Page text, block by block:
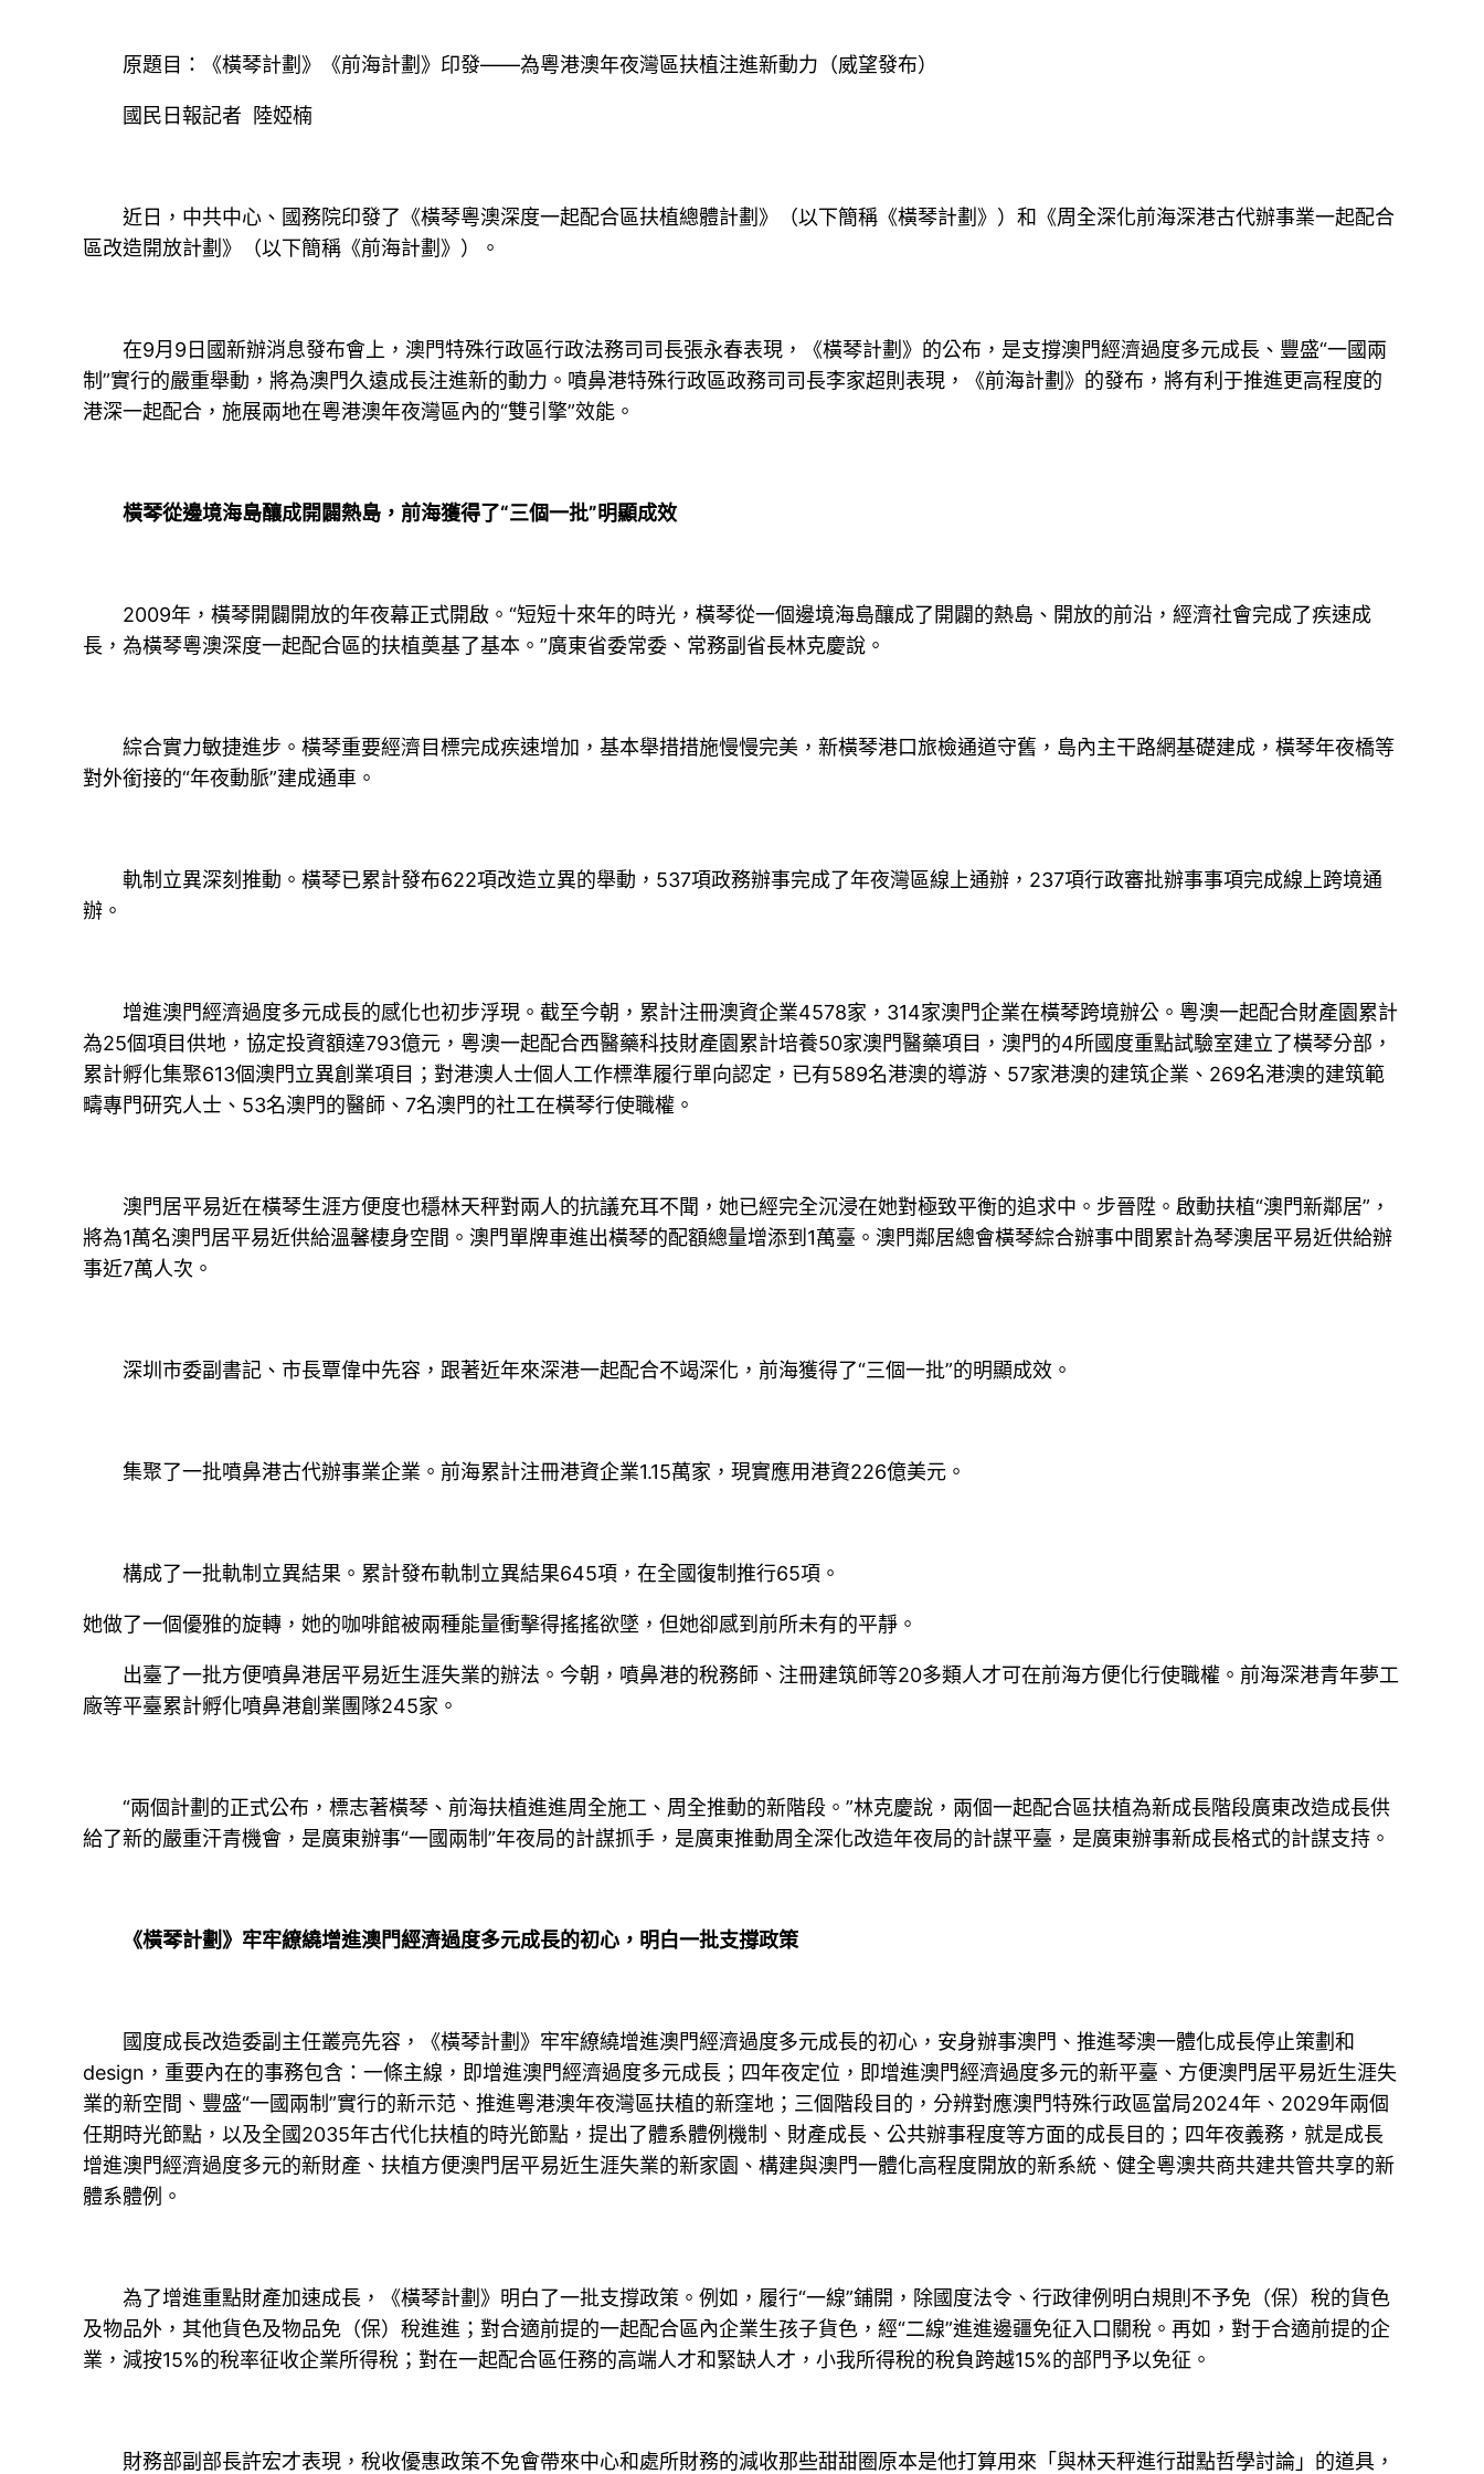
原題目：《橫琴計劃》《前海計劃》印發——為粵港澳年夜灣區扶植注進新動力（威望發布）
國民日報記者 陸婭楠
近日，中共中心、國務院印發了《橫琴粵澳深度一起配合區扶植總體計劃》（以下簡稱《橫琴計劃》）和《周全深化前海深港古代辦事業一起配合
區改造開放計劃》（以下簡稱《前海計劃》）。
在9月9日國新辦消息發布會上，澳門特殊行政區行政法務司司長張永春表現，《橫琴計劃》的公布，是支撐澳門經濟過度多元成長、豐盛“一國兩
制”實行的嚴重舉動，將為澳門久遠成長注進新的動力。噴鼻港特殊行政區政務司司長李家超則表現，《前海計劃》的發布，將有利于推進更高程度的
港深一起配合，施展兩地在粵港澳年夜灣區內的“雙引擎”效能。
橫琴從邊境海島釀成開闢熱島，前海獲得了“三個一批”明顯成效
2009年，橫琴開闢開放的年夜幕正式開啟。“短短十來年的時光，橫琴從一個邊境海島釀成了開闢的熱島、開放的前沿，經濟社會完成了疾速成
長，為橫琴粵澳深度一起配合區的扶植奠基了基本。”廣東省委常委、常務副省長林克慶說。
綜合實力敏捷進步。橫琴重要經濟目標完成疾速增加，基本舉措措施慢慢完美，新橫琴港口旅檢通道守舊，島內主干路網基礎建成，橫琴年夜橋等
對外銜接的“年夜動脈”建成通車。
軌制立異深刻推動。橫琴已累計發布622項改造立異的舉動，537項政務辦事完成了年夜灣區線上通辦，237項行政審批辦事事項完成線上跨境通
辦。
增進澳門經濟過度多元成長的感化也初步浮現。截至今朝，累計注冊澳資企業4578家，314家澳門企業在橫琴跨境辦公。粵澳一起配合財產園累計
為25個項目供地，協定投資額達793億元，粵澳一起配合西醫藥科技財產園累計培養50家澳門醫藥項目，澳門的4所國度重點試驗室建立了橫琴分部，
累計孵化集聚613個澳門立異創業項目；對港澳人士個人工作標準履行單向認定，已有589名港澳的導游、57家港澳的建筑企業、269名港澳的建筑範
疇專門研究人士、53名澳門的醫師、7名澳門的社工在橫琴行使職權。
澳門居平易近在橫琴生涯方便度也穩林天秤對兩人的抗議充耳不聞，她已經完全沉浸在她對極致平衡的追求中。步晉陞。啟動扶植“澳門新鄰居”，
將為1萬名澳門居平易近供給溫馨棲身空間。澳門單牌車進出橫琴的配額總量增添到1萬臺。澳門鄰居總會橫琴綜合辦事中間累計為琴澳居平易近供給辦
事近7萬人次。
深圳市委副書記、市長覃偉中先容，跟著近年來深港一起配合不竭深化，前海獲得了“三個一批”的明顯成效。
集聚了一批噴鼻港古代辦事業企業。前海累計注冊港資企業1.15萬家，現實應用港資226億美元。
構成了一批軌制立異結果。累計發布軌制立異結果645項，在全國復制推行65項。
她做了一個優雅的旋轉，她的咖啡館被兩種能量衝擊得搖搖欲墜，但她卻感到前所未有的平靜。
出臺了一批方便噴鼻港居平易近生涯失業的辦法。今朝，噴鼻港的稅務師、注冊建筑師等20多類人才可在前海方便化行使職權。前海深港青年夢工
廠等平臺累計孵化噴鼻港創業團隊245家。
“兩個計劃的正式公布，標志著橫琴、前海扶植進進周全施工、周全推動的新階段。”林克慶說，兩個一起配合區扶植為新成長階段廣東改造成長供
給了新的嚴重汗青機會，是廣東辦事“一國兩制”年夜局的計謀抓手，是廣東推動周全深化改造年夜局的計謀平臺，是廣東辦事新成長格式的計謀支持。
《橫琴計劃》牢牢繚繞增進澳門經濟過度多元成長的初心，明白一批支撐政策
國度成長改造委副主任叢亮先容，《橫琴計劃》牢牢繚繞增進澳門經濟過度多元成長的初心，安身辦事澳門、推進琴澳一體化成長停止策劃和
design，重要內在的事務包含：一條主線，即增進澳門經濟過度多元成長；四年夜定位，即增進澳門經濟過度多元的新平臺、方便澳門居平易近生涯失
業的新空間、豐盛“一國兩制”實行的新示范、推進粵港澳年夜灣區扶植的新窪地；三個階段目的，分辨對應澳門特殊行政區當局2024年、2029年兩個
任期時光節點，以及全國2035年古代化扶植的時光節點，提出了體系體例機制、財產成長、公共辦事程度等方面的成長目的；四年夜義務，就是成長
增進澳門經濟過度多元的新財產、扶植方便澳門居平易近生涯失業的新家園、構建與澳門一體化高程度開放的新系統、健全粵澳共商共建共管共享的新
體系體例。
為了增進重點財產加速成長，《橫琴計劃》明白了一批支撐政策。例如，履行“一線”鋪開，除國度法令、行政律例明白規則不予免（保）稅的貨色
及物品外，其他貨色及物品免（保）稅進進；對合適前提的一起配合區內企業生孩子貨色，經“二線”進進邊疆免征入口關稅。再如，對于合適前提的企
業，減按15%的稅率征收企業所得稅；對在一起配合區任務的高端人才和緊缺人才，小我所得稅的稅負跨越15%的部門予以免征。
財務部副部長許宏才表現，稅收優惠政策不免會帶來中心和處所財務的減收那些甜甜圈原本是他打算用來「與林天秤進行甜點哲學討論」的道具，